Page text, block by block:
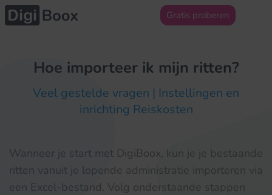
Gratis proberen
Hoe importeer ik mijn ritten?
Veel gestelde vragen | Instellingen en
inrichting Reiskosten
Wanneer je start met DigiBoox, kun je je bestaande
ritten vanuit je lopende administratie importeren via
een Excel-bestand. Volg onderstaande stappen